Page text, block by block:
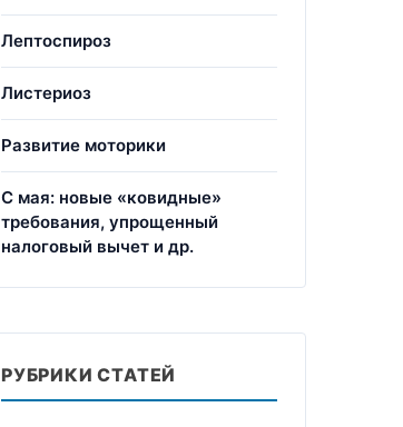
Лептоспироз
Листериоз
Развитие моторики
С мая: новые «ковидные»
требования, упрощенный
налоговый вычет и др.
РУБРИКИ СТАТЕЙ